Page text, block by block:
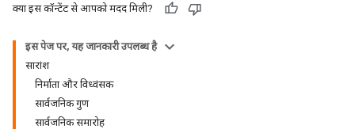
क्या इस कॉन्टेंट से आपको मदद मिली?
इस पेज पर, यह जानकारी उपलब्ध है
सारांश
निर्माता और विध्वंसक
सार्वजनिक गुण
सार्वजनिक समारोह